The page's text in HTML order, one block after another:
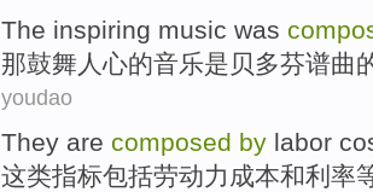
The inspiring music was
那鼓舞人心的音乐是贝多芬谱曲
youdao
They are composed by labor
这类指标包括劳动力 成本和利率